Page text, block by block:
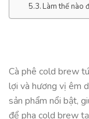
Làm thế nào
Cà phê cold brew
lợi và hương vị êm
sản phẩm nổi bật,
để pha cold brew